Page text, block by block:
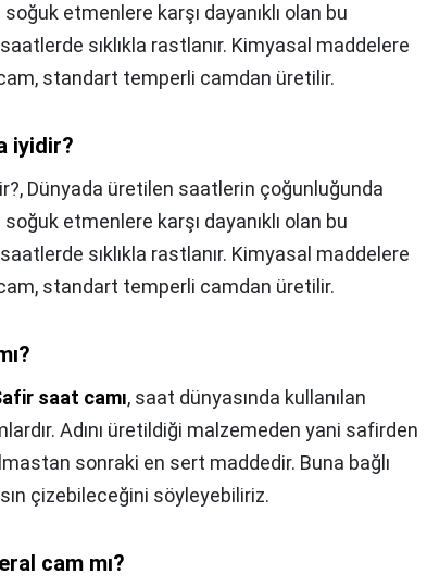
etmenlere karşı dayanıklı olan bu
sıklıkla rastlanır. Kimyasal maddelere
standart temperli camdan üretilir.
iyidir?
Dünyada üretilen saatlerin çoğunluğunda
soğuk etmenlere karşı dayanıklı olan bu
sıklıkla rastlanır. Kimyasal maddelere
standart temperli camdan üretilir.
saat camı, saat dünyasında kullanılan
Adını üretildiği malzemeden yani safirden
sonraki en sert maddedir. Buna bağlı
çizebileceğini söyleyebiliriz.
cam mı?